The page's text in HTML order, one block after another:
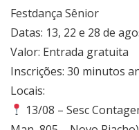
Festdança Sênior
Datas: 13, 22 e 28 de
Valor: Entrada gratuita
Inscrições: 30 minutos
Locais:
13/08 – Sesc